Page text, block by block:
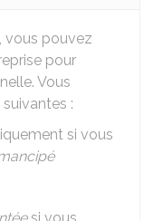
vous pouvez
pour
Vous
:
si vous